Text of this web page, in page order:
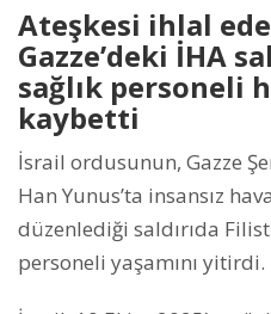
Ateşkesi ihlal
Gazze’deki İHA
sağlık personeli
kaybetti
İsrail ordusunun, Gazze
Han Yunus’ta insansız
düzenlediği saldırıda
personeli yaşamını yitirdi.